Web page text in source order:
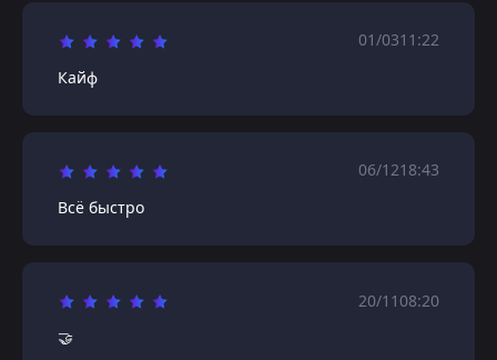
01/0311:22
Кайф
06/1218:43
Всё быстро
20/1108:20
🤝